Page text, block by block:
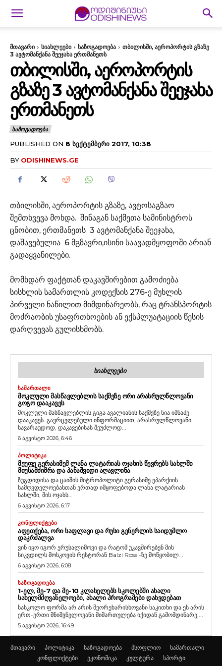
მთავარი სიახლეები საზოგადოება
თბილისში, აეროპორტის გზაზე
3 ავტომანქანა შეეჯახა ერთმანეთს
ᲗᲑᲘᲚᲘᲡᲨᲘ, ᲐᲔᲠᲝᲞᲝᲠᲢᲘᲡ
ᲒᲖᲐᲖᲔ 3 ᲐᲕᲢᲝᲛᲐᲜᲥᲐᲜᲐ ᲨᲔᲔᲯᲐᲮᲐ
ᲔᲠᲗᲛᲐᲜᲔᲗᲡ
ᲡᲐᲖᲝᲒᲐᲓᲝᲔᲑᲐ
PUBLISHED ON 8 ᲡᲔᲥᲢᲔᲛᲑᲔᲠᲘ 2017, 10:38
BY ODISHINEWS.GE
თბილისში, აეროპორტის გზაზე, ავტოსაგზაო
შემთხვევა მოხდა. შინაგან საქმეთა სამინისტროს
ცნობით, ერთმანეთს 3 ავტომანქანა შეეჯახა,
დაშავებულია 6 მგზავრი,ისინი საავადმყოფოში არიან
გადაყვანილები.
მომხდარ ფაქტთან დაკავშირებით გამოძიება
სისხლის სამართლის კოდექსის 276-ე მუხლის
პირველი ნაწილით მიმდინარეობს, რაც ტრანსპორტის
მოძრაობის უსაფრთხოების ან ექსპლუატაციის წესის
დარღვევას გულისხმობს.
ᲡᲘᲐᲮᲚᲔᲔᲑᲘ
ᲡᲐᲛᲐᲠᲗᲐᲚᲘ
ᲛᲝᲙᲚᲣᲚᲘ ᲛᲐᲡᲬᲐᲕᲚᲔᲑᲚᲘᲡ ᲡᲐᲥᲛᲔᲖᲔ ᲝᲠᲘ ᲐᲠᲐᲡᲠᲣᲚᲬᲚᲝᲕᲐᲜᲘ
ᲒᲝᲒᲝ ᲓᲐᲐᲙᲐᲕᲔᲡ
მოკლული მასწავლებლის გიგა ავალიანის საქმეზე ნია იმნაძე
დააკავეს. გავრცელებული ინფორმაციით, არასრულწლოვანი,
სავარაუდოდ, დაკავებისას შეუძლოდ...
6 აგვისტო 2026, 6:46
ᲞᲝᲚᲘᲢᲘᲙᲐ
ᲛᲔᲣᲤᲔ ᲒᲔᲠᲐᲡᲘᲛᲔᲛ ᲚᲐᲜᲐ ᲚᲐᲢᲐᲠᲘᲐᲡ ᲝᲯᲐᲮᲘᲡ ᲬᲔᲕᲠᲔᲑᲡ ᲡᲐᲮᲚᲨᲘ
ᲛᲘᲣᲡᲐᲛᲫᲘᲛᲠᲐ ᲓᲐ ᲞᲐᲜᲐᲨᲕᲘᲓᲘ ᲐᲦᲐᲕᲚᲘᲜᲐ
ზუგდიდისა და ცაიშის მიტროპოლიტი გერასიმე ეპარქიის
სამღვდელოებასთან ერთად იმყოფებოდა ლანა ლატარიას
სახლში, მის ოჯახს...
6 აგვისტო 2026, 6:17
ᲙᲝᲜᲤᲚᲘᲥᲢᲔᲑᲘ
ᲐᲤᲔᲗᲥᲔᲑᲐ, ᲝᲠᲘ ᲡᲐᲤᲚᲐᲕᲘ ᲓᲐ ᲠᲣᲡᲘ ᲒᲔᲜᲔᲠᲚᲘᲡ ᲡᲐᲘᲓᲣᲛᲚᲝ
ᲓᲐᲙᲠᲫᲐᲚᲕᲐ
ვინ იყო იგორ ერუსალიმოვი და რატომ უკავშირებენ მის
სიკვდილს მოსკოვის რესტორან Balzi Rossi-ზე მოწყობილ...
6 აგვისტო 2026, 6:08
ᲡᲐᲖᲝᲒᲐᲓᲝᲔᲑᲐ
1-ᲔᲚ, ᲛᲔ-7 ᲓᲐ ᲛᲔ-10 ᲙᲚᲐᲡᲔᲚᲔᲑᲡ ᲡᲙᲝᲚᲔᲑᲨᲘ ᲐᲮᲐᲚᲘ
ᲡᲐᲮᲔᲚᲛᲫᲦᲕᲐᲜᲔᲚᲝᲔᲑᲘ, ᲐᲮᲐᲚᲘ ᲞᲠᲝᲒᲠᲐᲛᲔᲑᲘ ᲓᲐᲮᲕᲓᲔᲑᲐᲗ
სასკოლო ფორმა არ არის მეორეხარისხოვანი საკითხი და ეს არის
ერთ-ერთი მნიშვნელოვანი მიმართულება იქიდან გამომდინარე,...
5 აგვისტო 2026, 16:49
მთავარი პოლიტიკა საზოგადოება მსოფლიო
სამართალი
კონფლიქტები
ეკონომიკა კულტურა სპორტი